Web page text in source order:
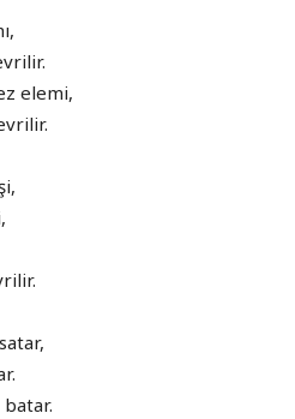
elemi,